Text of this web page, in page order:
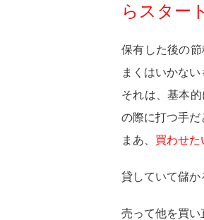
らスター
保有した後の
まくはいかない
それは、基本
の際に打つ手だ
まあ、 買わせた
貸していて儲か
売って他を買い